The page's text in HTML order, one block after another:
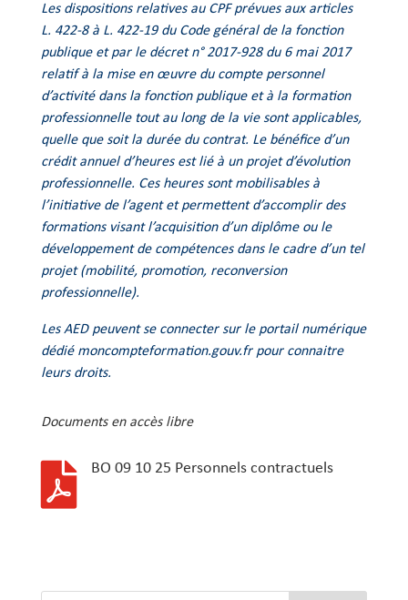
Les dispositions relatives au CPF prévues aux articles
L. 422-8 à L. 422-19 du Code général de la fonction
publique et par le décret n° 2017-928 du 6 mai 2017
relatif à la mise en œuvre du compte personnel
d’activité dans la fonction publique et à la formation
professionnelle tout au long de la vie sont applicables,
quelle que soit la durée du contrat. Le bénéfice d’un
crédit annuel d’heures est lié à un projet d’évolution
professionnelle. Ces heures sont mobilisables à
l’initiative de l’agent et permettent d’accomplir des
formations visant l’acquisition d’un diplôme ou le
développement de compétences dans le cadre d’un tel
projet (mobilité, promotion, reconversion
professionnelle).
Les AED peuvent se connecter sur le portail numérique
dédié moncompteformation.gouv.fr pour connaitre
leurs droits.
Documents en accès libre
 BO 09 10 25 Personnels contractuels